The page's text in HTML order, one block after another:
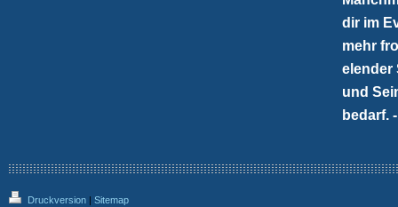
dir im
mehr
elender
und
bedarf.
Druckversion | Sitemap